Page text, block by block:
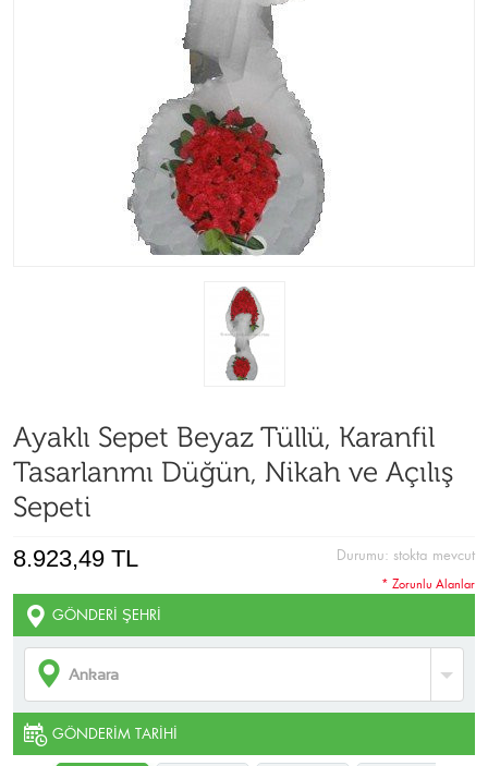
Ayaklı Sepet Beyaz Tüllü, Karanfil
Tasarlanmı Düğün, Nikah ve Açılış
Sepeti
Durumu: stokta mevcut
8.923,49 TL
GÖNDERI ŞEHRI
GÖNDERIM TARIHI
* Zorunlu Alanlar